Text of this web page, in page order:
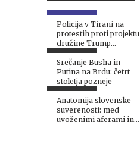
Policija v Tirani na
protestih proti projektu
družine Trump
uporabila vodni top
Srečanje Busha in
Putina na Brdu: četrt
stoletja pozneje
Anatomija slovenske
suverenosti: med
uvoženimi aferami in